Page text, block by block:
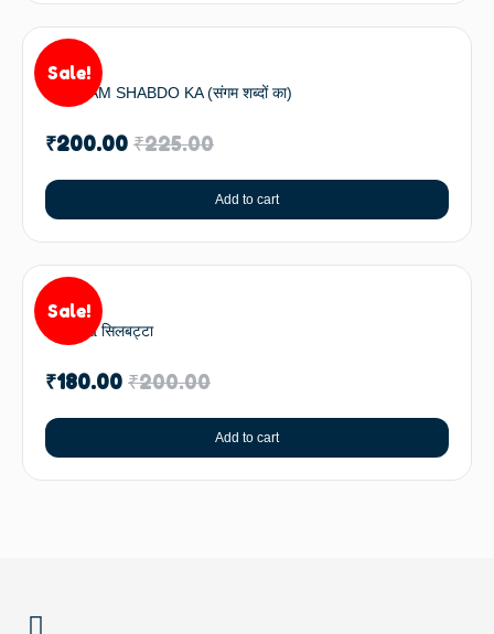
Sale!
SANGAM SHABDO KA (संगम शब्दों का)
₹225.00
₹200.00
Add to cart
Sale!
Silbatta सिलबट्टा
₹200.00
₹180.00
Add to cart